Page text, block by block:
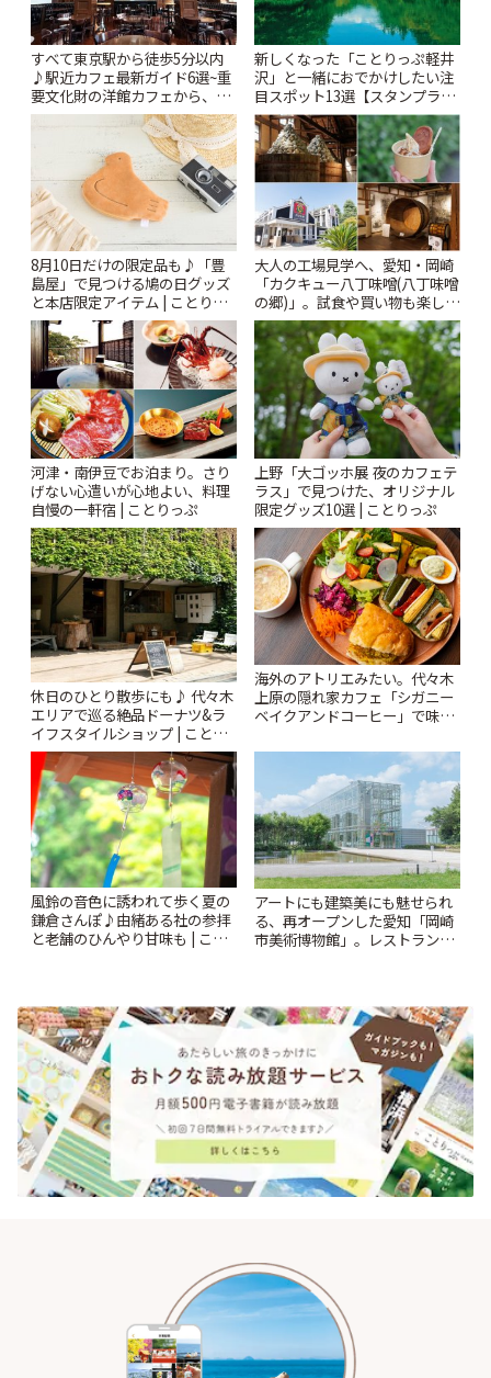
すべて東京駅から徒歩5分以内
♪駅近カフェ最新ガイド6選~重
要文化財の洋館カフェから、改
札すぐのレトロ喫茶まで~ | こと
新しくなった「ことりっぷ軽井
沢」と一緒におでかけしたい注
目スポット13選【スタンプラリ
ー開催中】 | ことりっぷ
8月10日だけの限定品も♪「豊
島屋」で見つける鳩の日グッズ
と本店限定アイテム | ことりっ
ぷ
大人の工場見学へ、愛知・岡崎
「カクキュー八丁味噌(八丁味噌
の郷)」。試食や買い物も楽しみ
♪ | ことりっぷ
河津・南伊豆でお泊まり。さり
げない心遣いが心地よい、料理
自慢の一軒宿 | ことりっぷ
上野「大ゴッホ展 夜のカフェテ
ラス」で見つけた、オリジナル
限定グッズ10選 | ことりっぷ
休日のひとり散歩にも♪ 代々木
エリアで巡る絶品ドーナツ&ラ
イフスタイルショップ | ことり
っぷ
海外のアトリエみたい。代々木
上原の隠れ家カフェ「シガニー
ベイクアンドコーヒー」で味わ
風鈴の音色に誘われて歩く夏の
鎌倉さんぽ♪由緒ある社の参拝
と老舗のひんやり甘味も | こと
アートにも建築美にも魅せられ
る、再オープンした愛知「岡崎
市美術博物館」。レストランや